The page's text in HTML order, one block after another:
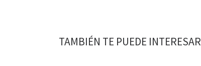
TAMBIÉN TE PUEDE INTERESAR